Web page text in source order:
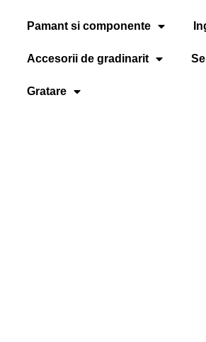
Pamant si componente
Accesorii de gradinarit
Gratare